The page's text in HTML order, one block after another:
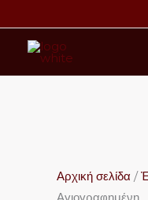
στο
περιεχόμενο
Αρχική σελίδα /
Αγιογραφημένη
ποσότητα